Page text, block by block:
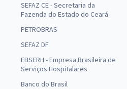
SEFAZ CE - Secretaria da
Fazenda do Estado do Ceará
PETROBRAS
SEFAZ DF
EBSERH - Empresa Brasileira de
Serviços Hospitalares
Banco do Brasil